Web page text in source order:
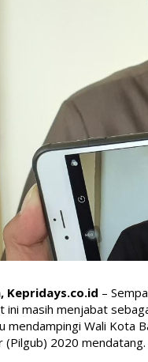
Kepridays.co.id –
ini masih menjabat
mendampingi Wali Kota
(Pilgub) 2020 mendatang.